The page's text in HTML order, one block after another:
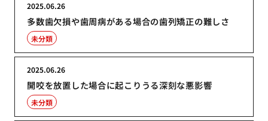
多数歯欠損や歯周病がある場合の歯列矯正の難しさ
2025.06.26
未分類
開咬を放置した場合に起こりうる深刻な悪影響
2025.06.26
未分類